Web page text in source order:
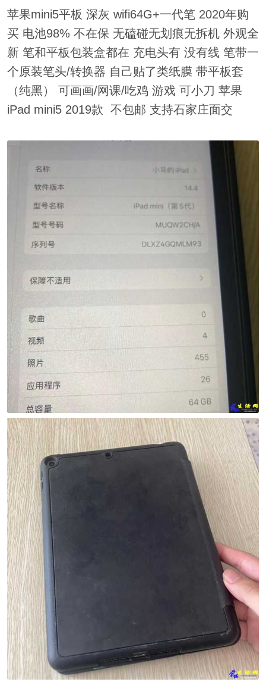
苹果mini5平板 深灰 wifi64G+一代笔 2020年购
买 电池98% 不在保 无磕碰无划痕无拆机 外观全
新 笔和平板包装盒都在 充电头有 没有线 笔带一
个原装笔头/转换器 自己贴了类纸膜 带平板套
（纯黑） 可画画/网课/吃鸡 游戏 可小刀 苹果
iPad mini5 2019款 不包邮 支持石家庄面交